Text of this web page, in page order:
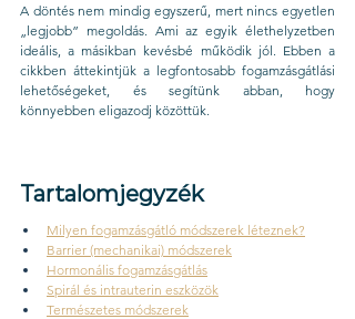
A döntés nem mindig egyszerű, mert nincs egyetlen
„legjobb” megoldás. Ami az egyik élethelyzetben
ideális, a másikban kevésbé működik jól. Ebben a
cikkben áttekintjük a legfontosabb fogamzásgátlási
lehetőségeket, és segítünk abban, hogy
könnyebben eligazodj közöttük.
Tartalomjegyzék
Milyen fogamzásgátló módszerek léteznek?
Barrier (mechanikai) módszerek
Hormonális fogamzásgátlás
Spirál és intrauterin eszközök
Természetes módszerek